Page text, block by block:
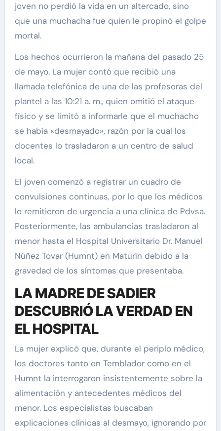
joven no perdió la vida en un altercado, sino
que una muchacha fue quien le propinó el golpe
mortal.
Los hechos ocurrieron la mañana del pasado 25
de mayo. La mujer contó que recibió una
llamada telefónica de una de las profesoras del
plantel a las 10:21 a. m., quien omitió el ataque
físico y se limitó a informarle que el muchacho
se había «desmayado», razón por la cual los
docentes lo trasladaron a un centro de salud
local.
El joven comenzó a registrar un cuadro de
convulsiones continuas, por lo que los médicos
lo remitieron de urgencia a una clínica de Pdvsa.
Posteriormente, las ambulancias trasladaron al
menor hasta el Hospital Universitario Dr. Manuel
Núñez Tovar (Humnt) en Maturín debido a la
gravedad de los síntomas que presentaba.
LA MADRE DE SADIER
DESCUBRIÓ LA VERDAD EN
EL HOSPITAL
La mujer explicó que, durante el periplo médico,
los doctores tanto en Temblador como en el
Humnt la interrogaron insistentemente sobre la
alimentación y antecedentes médicos del
menor. Los especialistas buscaban
explicaciones clínicas al desmayo, ignorando por